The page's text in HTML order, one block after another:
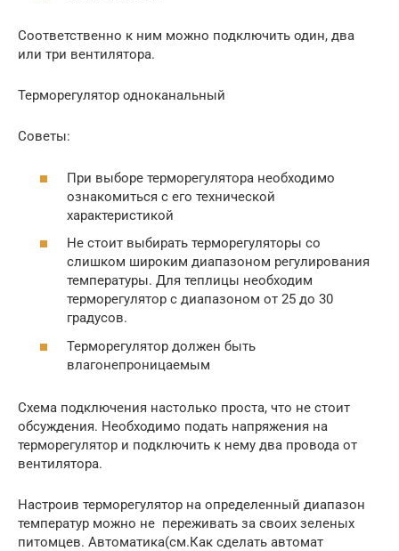
Соответственно к ним можно подключить один, два
или три вентилятора.
Терморегулятор одноканальный
Советы:
При выборе терморегулятора необходимо
ознакомиться с его технической
характеристикой
Не стоит выбирать терморегуляторы со
слишком широким диапазоном регулирования
температуры. Для теплицы необходим
терморегулятор с диапазоном от 25 до 30
градусов.
Терморегулятор должен быть
влагонепроницаемым
Схема подключения настолько проста, что не стоит
обсуждения. Необходимо подать напряжения на
терморегулятор и подключить к нему два провода от
вентилятора.
Настроив терморегулятор на определенный диапазон
температур можно не переживать за своих зеленых
питомцев. Автоматика(см.Как сделать автомат